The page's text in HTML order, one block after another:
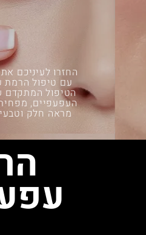
החזרו לעיניכם
עם טיפול הרמת
הטיפול
העפעפיים,
מראה חלק